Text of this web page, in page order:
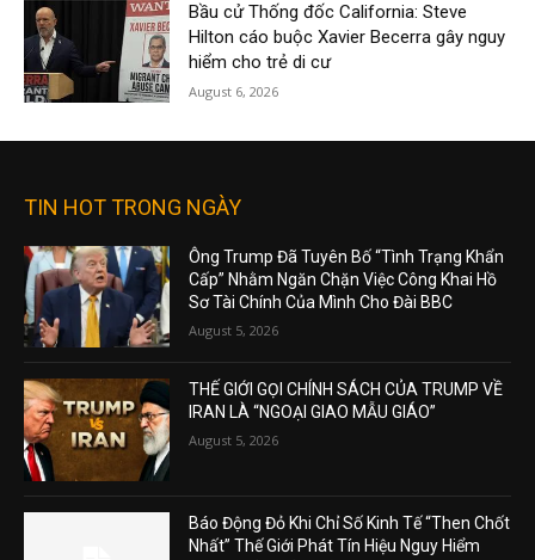
Bầu cử Thống đốc California: Steve
Hilton cáo buộc Xavier Becerra gây nguy
hiểm cho trẻ di cư
August 6, 2026
TIN HOT TRONG NGÀY
Ông Trump Đã Tuyên Bố “Tình Trạng Khẩn
Cấp” Nhằm Ngăn Chặn Việc Công Khai Hồ
Sơ Tài Chính Của Mình Cho Đài BBC
August 5, 2026
THẾ GIỚI GỌI CHÍNH SÁCH CỦA TRUMP VỀ
IRAN LÀ “NGOẠI GIAO MẪU GIÁO”
August 5, 2026
Báo Động Đỏ Khi Chỉ Số Kinh Tế “Then Chốt
Nhất” Thế Giới Phát Tín Hiệu Nguy Hiểm